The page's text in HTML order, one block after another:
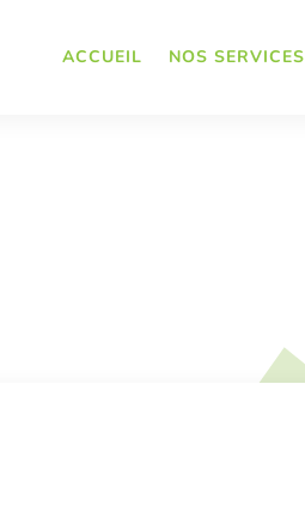
ACCUEIL NOS SERVICES